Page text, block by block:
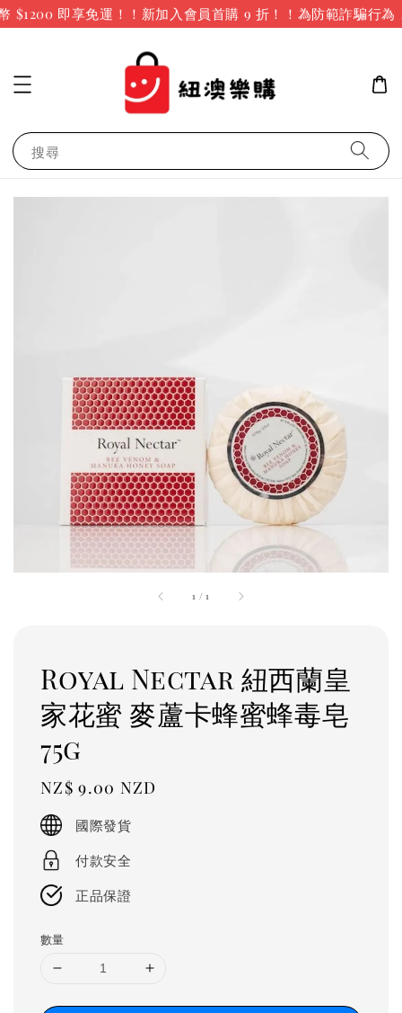
$1200 即享免運！！新加入會員首購 9 折！！ 為防範詐騙行為
搜尋
1 /1
Royal Nectar 紐西蘭皇
家花蜜 麥蘆卡蜂蜜蜂毒皂
75g
Regular
price
NZ$ 9.00 NZD
國際發貨
付款安全
正品保證
數量